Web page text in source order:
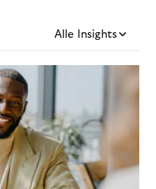
Alle Insights